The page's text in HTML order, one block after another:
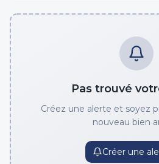
Pas trouvé
Créez une alerte et soyez
nouveau bien
Créer une